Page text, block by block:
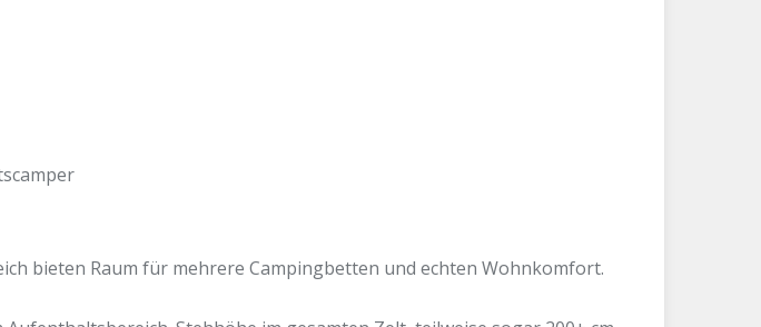
bieten Raum für mehrere Campingbetten und echten Wohnkomfort.